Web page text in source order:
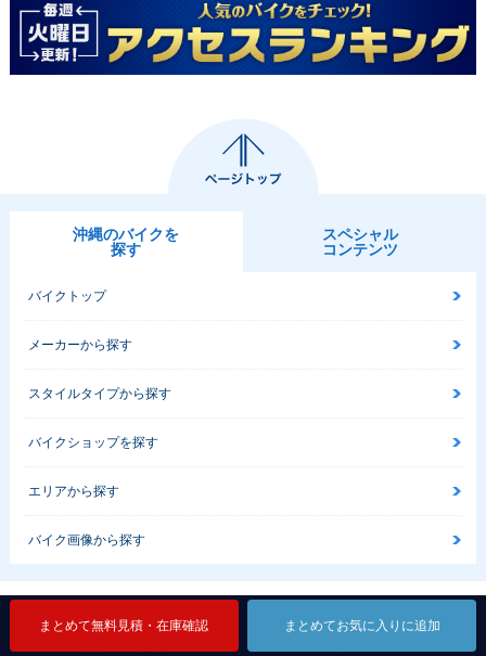
まとめて無料見積・在庫確認 まとめてお気に入りに追加
まとめて無料見積・在庫確認 まとめてお気に入りに追加
まとめて無料見積・在庫確認 まとめてお気に入りに追加
沖縄のバイクを
探す
スペシャル
コンテンツ
バイクトップ
メーカーから探す
スタイルタイプから探す
バイクショップを探す
エリアから探す
バイク画像から探す